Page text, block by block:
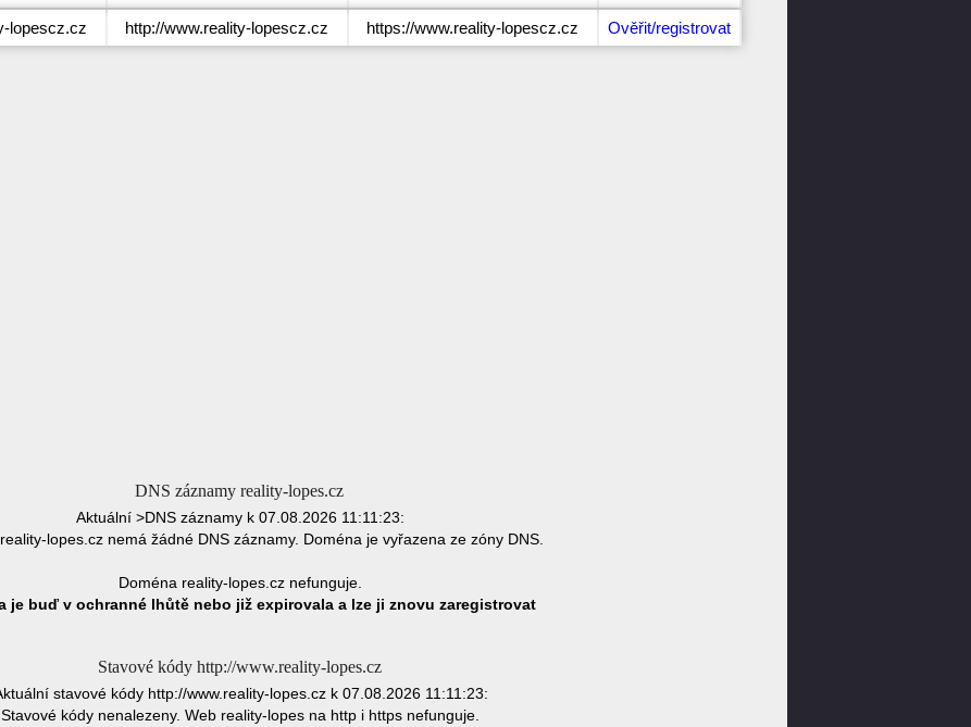
lopescz.cz http://www.reality-lopescz.cz https://www.reality-lopescz.cz Ověřit/registrovat
DNS záznamy reality-lopes.cz
Aktuální >DNS záznamy k 07.08.2026 11:11:23:
lopes.cz nemá žádné DNS záznamy. Doména je vyřazena ze zóny DNS.
Doména reality-lopes.cz nefunguje.
je buď v ochranné lhůtě nebo již expirovala a lze ji znovu zaregistrovat
Stavové kódy http://www.reality-lopes.cz
stavové kódy http://www.reality-lopes.cz k 07.08.2026 11:11:23:
Stavové kódy nenalezeny. Web reality-lopes na http i https nefunguje.